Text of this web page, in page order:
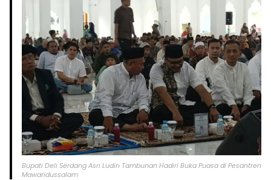
Bupati Deli Serdang Asri Ludin Tambunan Hadiri Buka Puasa di Pesantren
Mawaridussalam